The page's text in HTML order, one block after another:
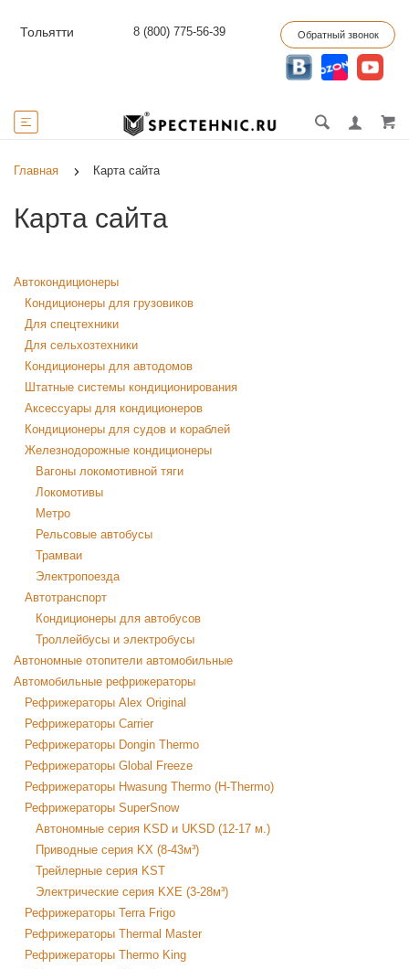
Тольятти 8 (800) 775-56-39 Обратный звонок
Главная Карта сайта
Карта сайта
Автокондиционеры
Кондиционеры для грузовиков
Для спецтехники
Для сельхозтехники
Кондиционеры для автодомов
Штатные системы кондиционирования
Аксессуары для кондиционеров
Кондиционеры для судов и кораблей
Железнодорожные кондиционеры
Вагоны локомотивной тяги
Локомотивы
Метро
Рельсовые автобусы
Трамваи
Электропоезда
Автотранспорт
Кондиционеры для автобусов
Троллейбусы и электробусы
Автономные отопители автомобильные
Автомобильные рефрижераторы
Рефрижераторы Alex Original
Рефрижераторы Carrier
Рефрижераторы Dongin Thermo
Рефрижераторы Global Freeze
Рефрижераторы Hwasung Thermo (H-Thermo)
Рефрижераторы SuperSnow
Автономные серия KSD и UKSD (12-17 м.)
Приводные серия KX (8-43м³)
Трейлерные серия KST
Электрические серия KXE (3-28м³)
Рефрижераторы Terra Frigo
Рефрижераторы Thermal Master
Рефрижераторы Thermo King